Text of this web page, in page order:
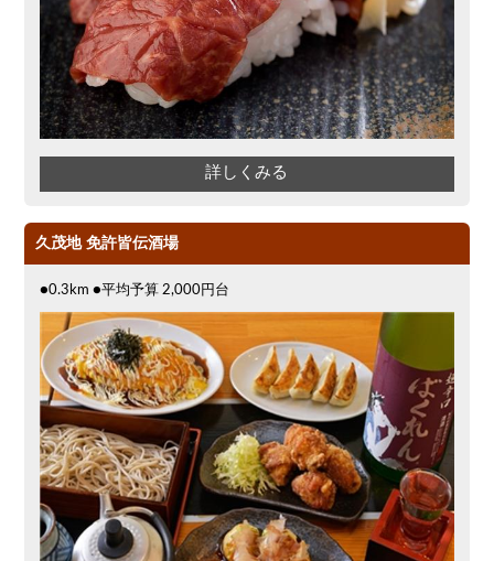
詳しくみる
久茂地 免許皆伝酒場
●0.3km ●平均予算 2,000円台